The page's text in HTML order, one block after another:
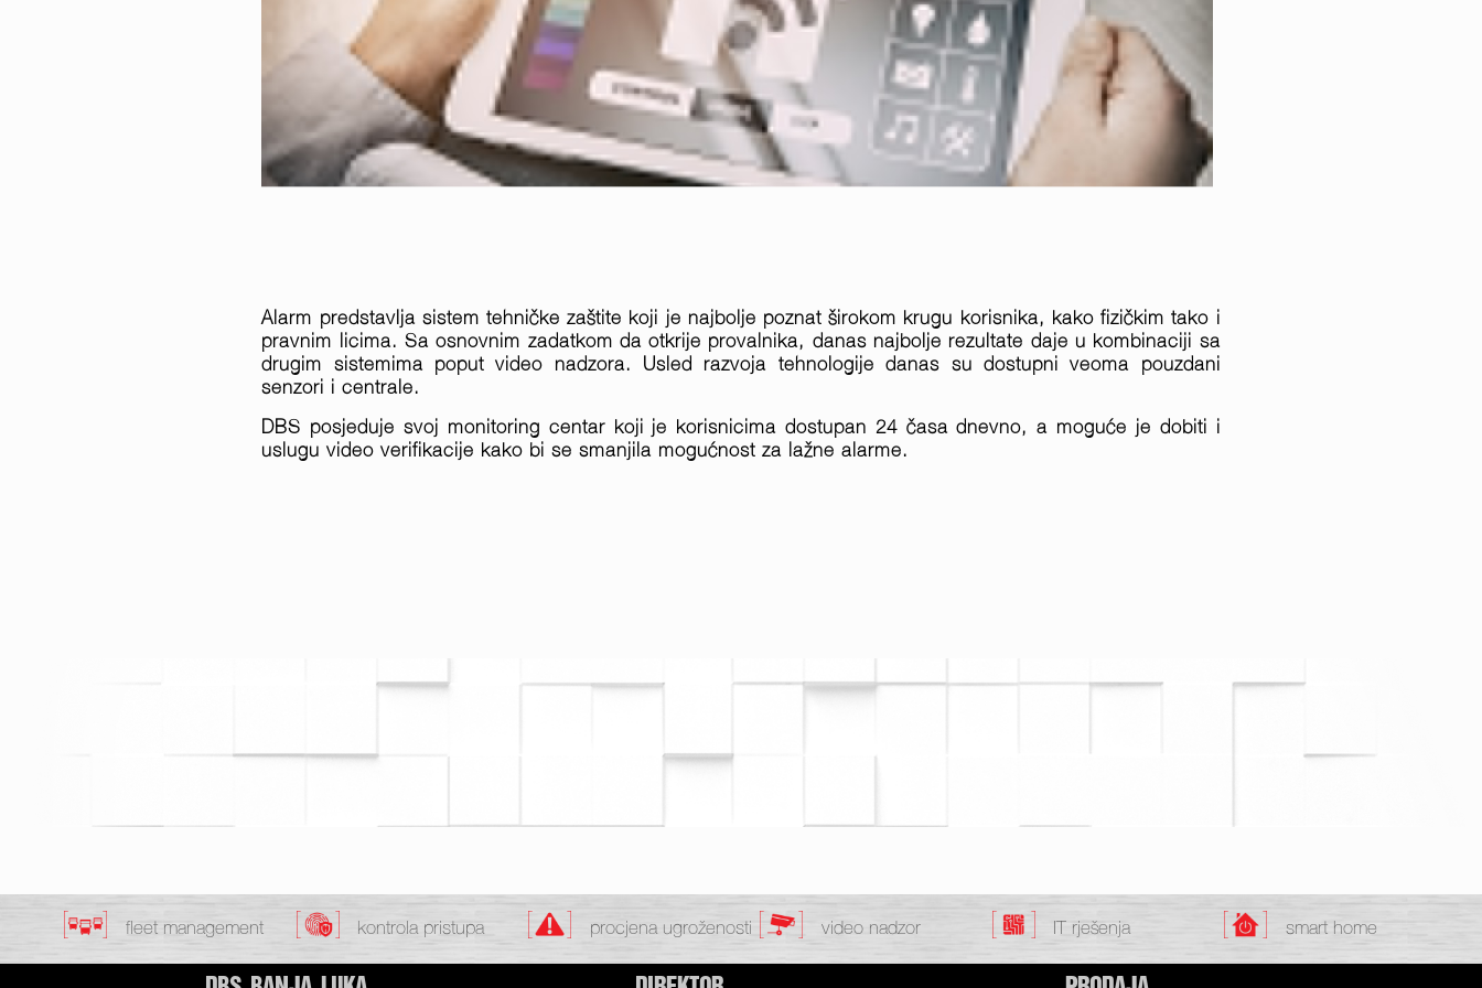
Alarm predstavlja sistem tehničke zaštite koji je najbolje poznat širokom krugu korisnika, kako fizičkim tako i
pravnim licima. Sa osnovnim zadatkom da otkrije provalnika, danas najbolje rezultate daje u kombinaciji sa
drugim sistemima poput video nadzora. Usled razvoja tehnologije danas su dostupni veoma pouzdani
senzori i centrale.
DBS posjeduje svoj monitoring centar koji je korisnicima dostupan 24 časa dnevno, a moguće je dobiti i
uslugu video verifikacije kako bi se smanjila mogućnost za lažne alarme.
fleet management kontrola pristupa procjena ugroženosti video nadzor IT rješenja smart home